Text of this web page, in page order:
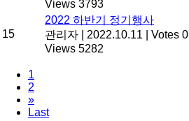
Views 3793
15
2022 하반기 정기행사
관리자
2022.10.11 Votes 0
Views 5282
1
2
»
Last